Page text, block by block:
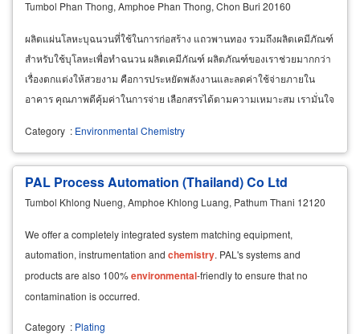
Tumbol Phan Thong, Amphoe Phan Thong, Chon Buri 20160
ผลิตแผ่นโลหะบุฉนวนที่ใช้ในการก่อสร้าง แถวพานทอง รวมถึงผลิตเคมีภัณฑ์
สำหรับใช้บุโลหะเพื่อทำฉนวน ผลิตเคมีภัณฑ์ ผลิตภัณฑ์ของเราช่วยมากกว่า
เรื่องตกแต่งให้สวยงาม คือการประหยัดพลังงานและลดค่าใช้จ่ายภายใน
อาคาร คุณภาพดีคุ้มค่าในการจ่าย เลือกสรรได้ตามความเหมาะสม เรามั่นใจ
Category : Environmental Chemistry
PAL Process Automation (Thailand) Co Ltd
Tumbol Khlong Nueng, Amphoe Khlong Luang, Pathum Thani 12120
We offer a completely integrated system matching equipment,
automation, instrumentation and chemistry. PAL's systems and
products are also 100%environmental-friendly to ensure that no
contamination is occurred.
Category : Plating